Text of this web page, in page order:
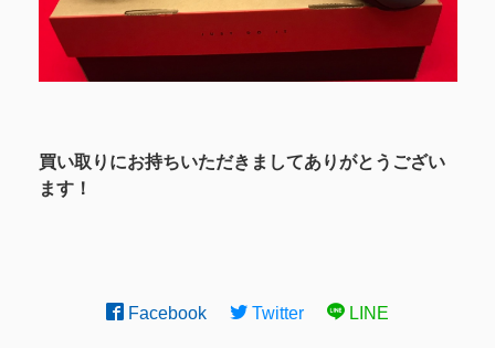
買い取りにお持ちいただきましてありがとうござい
ます！
Facebook Twitter LINE